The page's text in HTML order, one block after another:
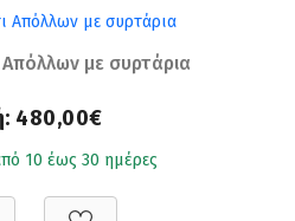
με συρτάρια
480,00€
10 έως 30 ημέρες